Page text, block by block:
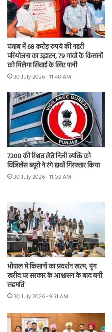
पंजाब में 68 करोड़ रुपये की नहरी
परियोजना का उद्घाटन, 79 गांवों के किसानों
को मिलेगा सिंचाई के लिए पानी
30 July 2026 - 11:48 AM
7200 की रिश्वत लेते निजी व्यक्ति को
विजिलेंस ब्यूरो ने रंगे हाथों गिरफ्तार किया
30 July 2026 - 11:02 AM
भोपाल में किसानों का प्रदर्शन खत्म, मूंग
खरीद पर सरकार के आश्वासन के बाद बनी
सहमति
30 July 2026 - 9:51 AM